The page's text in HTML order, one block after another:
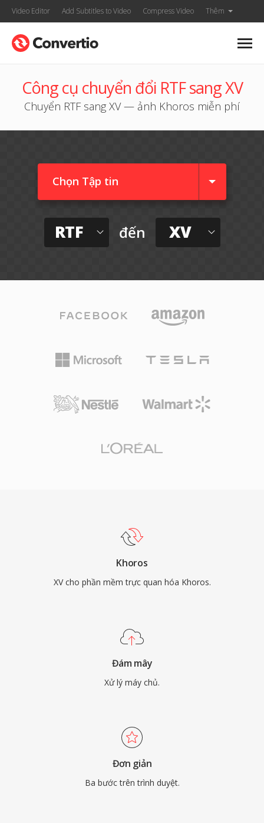
Video Editor Add Subtitles to Video Compress Video Thêm
Công cụ chuyển đổi RTF sang XV
Chuyển RTF sang XV — ảnh Khoros miễn phí
Chọn Tập tin
RTF đến XV
Khoros
XV cho phần mềm trực quan hóa Khoros.
Đám mây
Xử lý máy chủ.
Đơn giản
Ba bước trên trình duyệt.